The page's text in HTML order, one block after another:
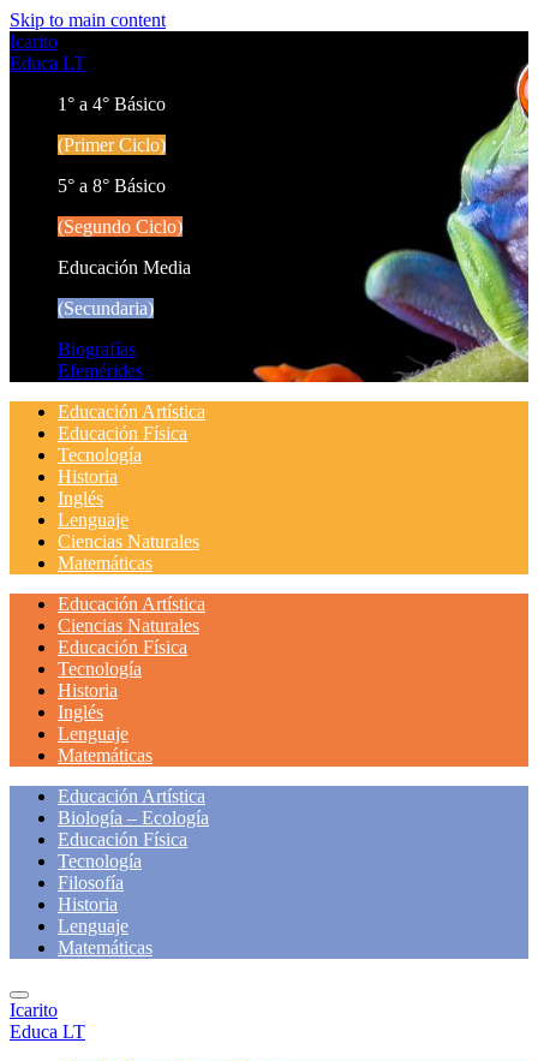
Skip to main content
Icarito
Educa LT
1° a 4° Básico
(Primer Ciclo)
5° a 8° Básico
(Segundo Ciclo)
Educación Media
(Secundaria)
Biografías
Efemérides
Educación Artística
Educación Física
Tecnología
Historia
Inglés
Lenguaje
Ciencias Naturales
Matemáticas
Educación Artística
Ciencias Naturales
Educación Física
Tecnología
Historia
Inglés
Lenguaje
Matemáticas
Educación Artística
Biología – Ecología
Educación Física
Tecnología
Filosofía
Historia
Lenguaje
Matemáticas
Icarito
Educa LT